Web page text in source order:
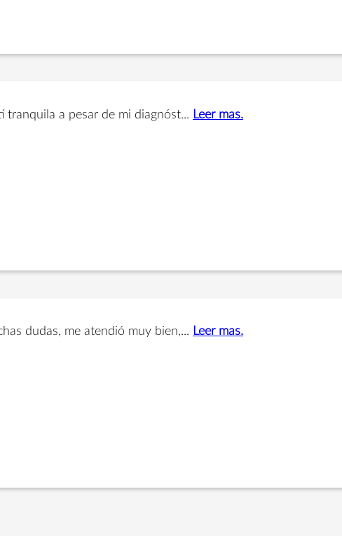
a pesar de mi diagnóst... Leer mas.
dudas, me atendió muy bien,... Leer mas.